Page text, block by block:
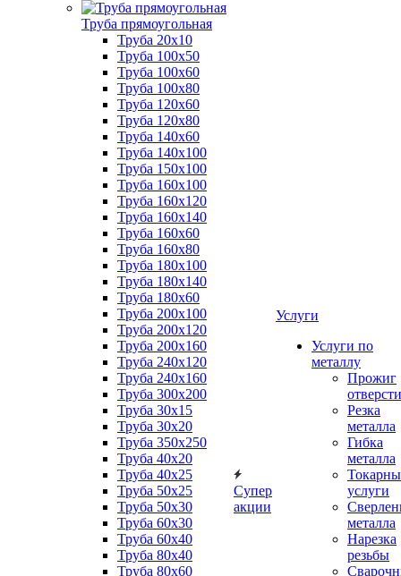
Труба прямоугольная
Труба 20x10
Труба 100x50
Труба 100x60
Труба 100x80
Труба 120x60
Труба 120x80
Труба 140x60
Труба 140x100
Труба 150x100
Труба 160x100
Труба 160x120
Труба 160x140
Труба 160x60
Труба 160x80
Труба 180x100
Труба 180x140
Труба 180x60
Труба 200x100
Труба 200x120
Труба 200x160
Труба 240x120
Труба 240x160
Труба 300x200
Труба 30x15
Труба 30x20
Труба 350x250
Труба 40x20
Труба 40x25
Труба 50x25
Труба 50x30
Труба 60x30
Труба 60x40
Труба 80x40
Труба 80x60
Супер
акции
Услуги
Услуги по
металлу
Прожиг
Резка
металла
Гибка
металла
услуги
металла
Нарезка
резьбы